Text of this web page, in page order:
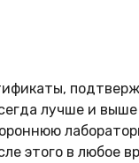
лучше и
этого в любое